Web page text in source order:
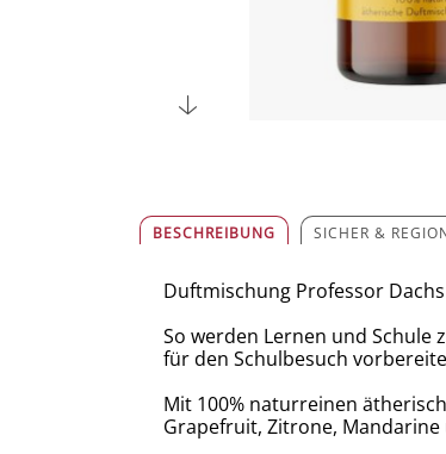
BESCHREIBUNG SICHER &
Duftmischung Professor
So werden Lernen und Schule
für den Schulbesuch
Mit 100% naturreinen
Grapefruit, Zitrone, Mandarine